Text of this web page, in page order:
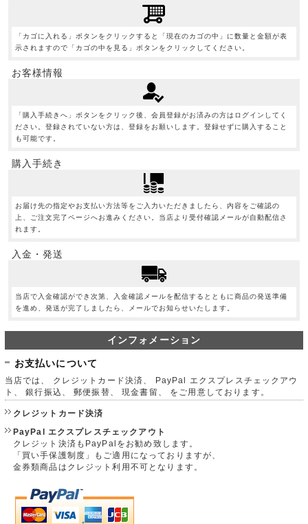
「カゴに入れる」ボタンをクリックすると「現在のカゴの中」に数量と金額が表
示されますので「カゴの中を見る」ボタンをクリックしてください。
お客様情報
「購入手続きへ」ボタンをクリック後、会員登録がお済みの方はログインしてく
ださい。登録されていない方は、登録をお願いします。登録せずに購入すること
も可能です。
購入手続き
お届け先の指定やお支払い方法等をご入力いただきましたら、内容をご確認の
上、ご注文完了ページへお進みください。当店より受付確認メールが自動配信さ
れます。
入金・発送
当店で入金確認ができ次第、入金確認メールを配信するとともに商品の発送準備
を進め、発送が完了しましたら、メールでお知らせいたします。
インフォメーション
お支払いについて
当店では、 クレジットカード決済、 PayPal エクスプレスチェックアウ
ト、 銀行振込、 郵便振替、 現金書留、 をご用意しております。
クレジットカード決済
PayPal エクスプレスチェックアウト
クレジット決済もPayPalをお勧め致します。
「買い手保護制度」もご適用になっておりますが、
金券類商品はクレジット利用不可となります。